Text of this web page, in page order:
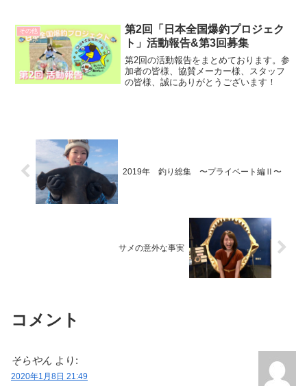
その他
第2回「日本全国爆釣プロジェク
ト」活動報告&第3回募集
第2回の活動報告をまとめております。参
加者の皆様、協賛メーカー様、スタッフ
の皆様、誠にありがとうございます！
2019年 釣り総集 〜プライベート編Ⅱ〜
サメの意外な事実
コメント
そらやん より:
2020年1月8日 21:49